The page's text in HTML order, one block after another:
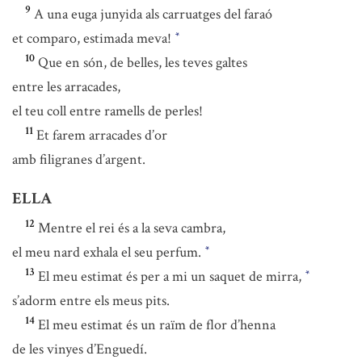
9 A una euga junyida als carruatges del faraó
et comparo, estimada meva! *
10 Que en són, de belles, les teves galtes
entre les arracades,
el teu coll entre ramells de perles!
11 Et farem arracades d’or
amb filigranes d’argent.
ELLA
12 Mentre el rei és a la seva cambra,
el meu nard exhala el seu perfum. *
13 El meu estimat és per a mi un saquet de mirra, *
s’adorm entre els meus pits.
14 El meu estimat és un raïm de flor d’henna
de les vinyes d’Enguedí.